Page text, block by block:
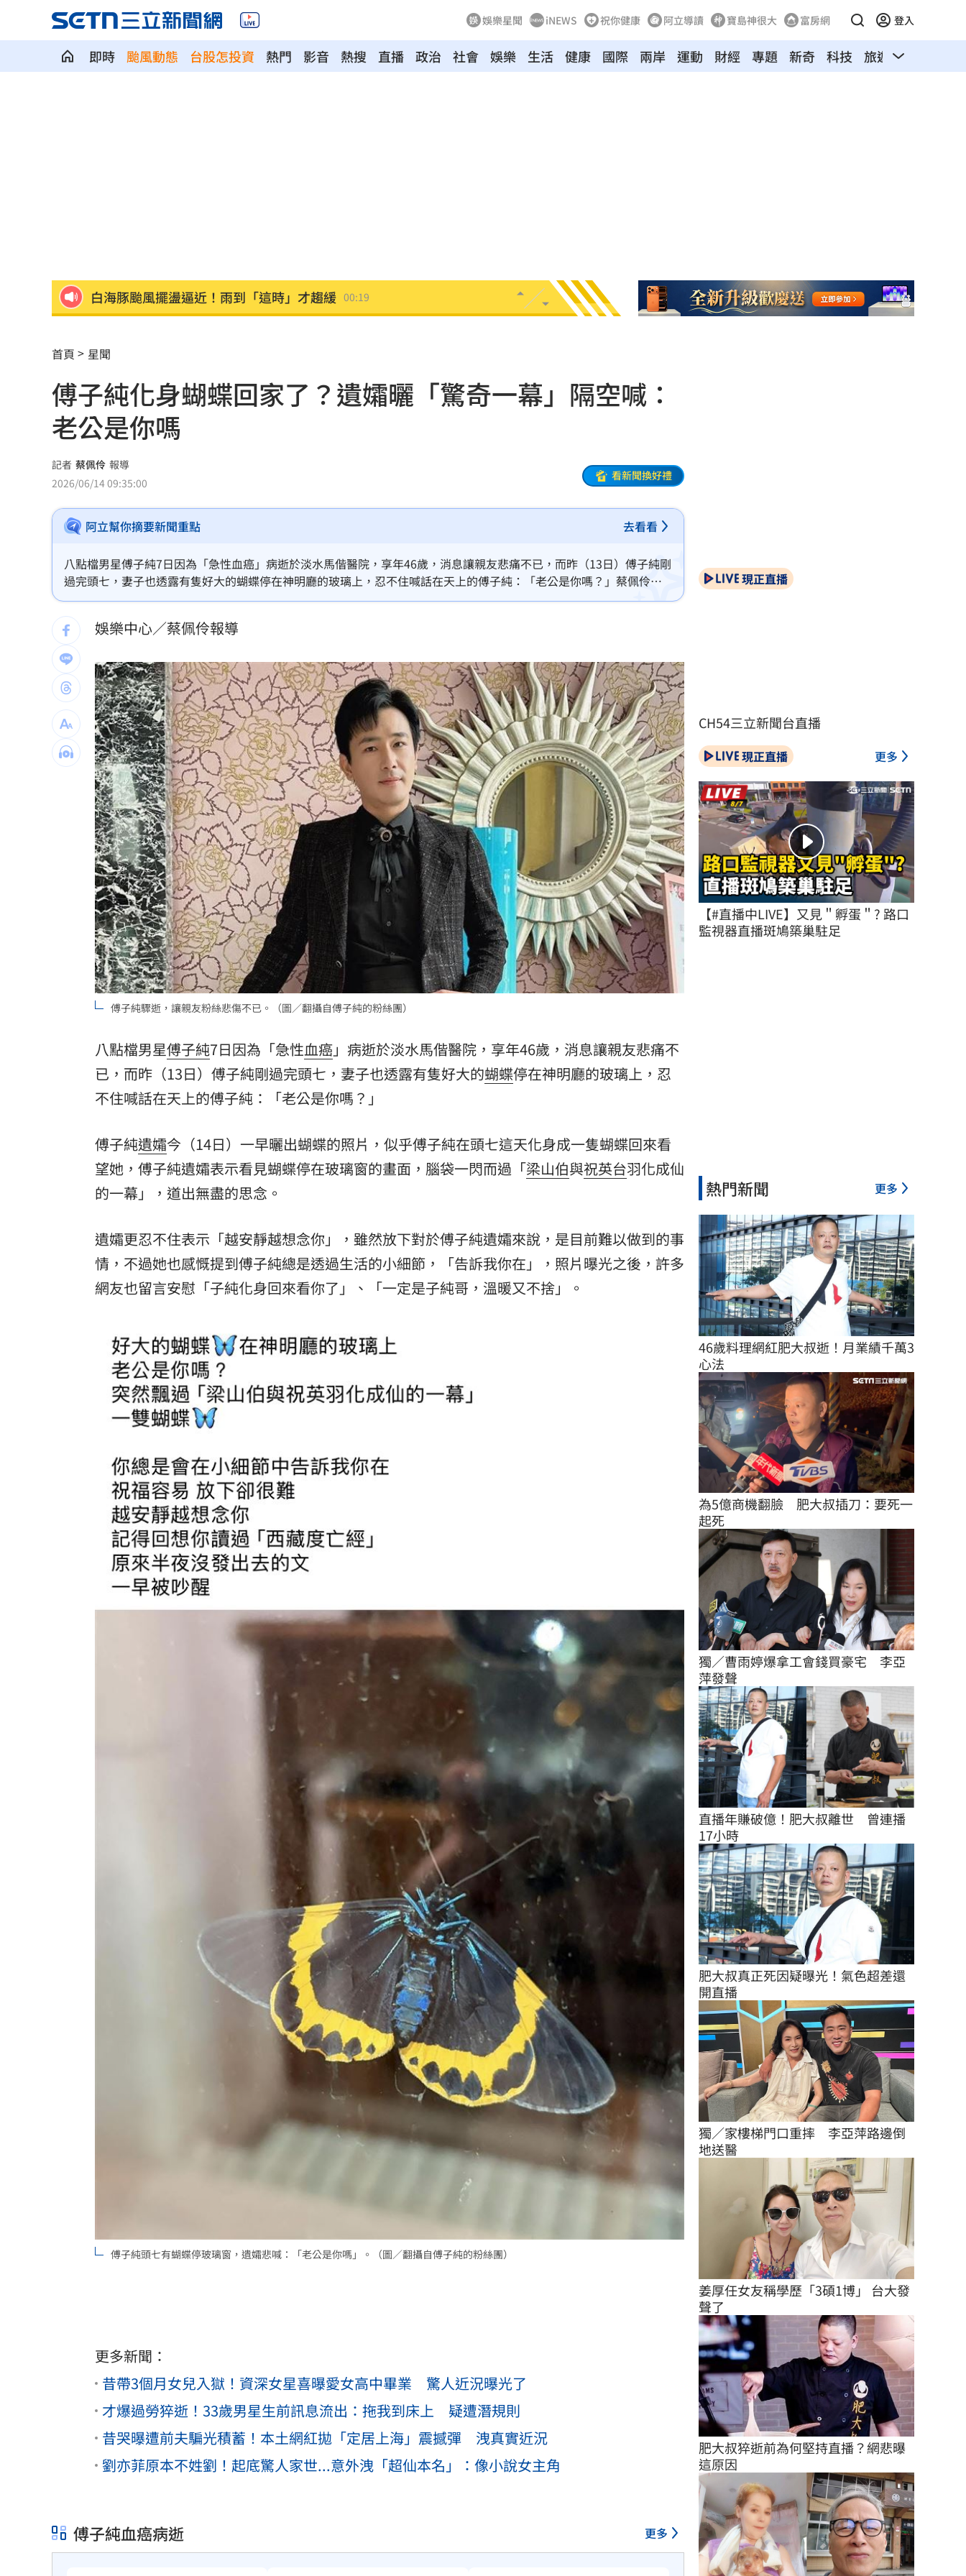
娛樂星聞 iNEWS 祝你健康 阿立導讀 寶島神很大 富房網 登入
即時 颱風動態 台股怎投資 熱門 影音 熱搜 直播 政治 社會 娛樂 生活 健康 國際 兩岸 運動 財經 專題 新奇 科技 旅遊 汽車
白海豚颱風擺盪逼近！雨到「這時」才趨緩 00:19
每股配12.8元的它 Ｑ2營收曝光
連續2場安打！ 林安可掃二壘打貢獻1打點 23:59
歐洲避暑天堂失守！地中海熱到像溫泉
3歲米格魯偷吃軟糖 被催吐後好有戲
獨／北勢棒球隊穿破鞋拚冠軍 台僑看哭了
南港Lalaport鷹架坍塌！3櫃位暫停營業
疊單計薪遭控違法 UberEats都說了 23:33
白海豚「一路搖擺」！週末各地風雨時程曝
兆基前董座聲押禁見 林佑任200萬交保 23:26
橘貓「阿咪」離家百天 主人祭20萬元懸賞 23:21
跨縣市「送肉粽」碰音樂節！遊客正面迎煞 23:21
挺蘇巧慧！回顧蔡英文新北寫下1驚人紀錄 23:18
台灣彩券開獎直播中 20:31
LIVE三立+24小時直播 15:27
三立iNEWS新聞台線上直播 18:00
商場戰國來臨 台中「頂奢大道」逐漸成形 12:00
台彩父親節推新刮刮樂千萬頭獎超「爸」氣 12:00
「拍片人的多重宇宙」職涯論壇9/12登場！ 10:30
8國球員齊聚高雄 Formosa 7s掀足球熱潮 10:00
首頁 星聞
傅子純化身蝴蝶回家了？遺孀曬「驚奇一幕」隔空喊：
老公是你嗎
記者 蔡佩伶 報導
2026/06/14 09:35:00
看新聞換好禮
阿立幫你摘要新聞重點 去看看
八點檔男星傅子純7日因為「急性血癌」病逝於淡水馬偕醫院，享年46歲，消息讓親友悲痛不已，而昨（13日）傅子純剛
過完頭七，妻子也透露有隻好大的蝴蝶停在神明廳的玻璃上，忍不住喊話在天上的傅子純：「老公是你嗎？」蔡佩伶報
導
娛樂中心／蔡佩伶報導
傅子純驟逝，讓親友粉絲悲傷不已。（圖／翻攝自傅子純的粉絲團）
八點檔男星傅子純7日因為「急性血癌」病逝於淡水馬偕醫院，享年46歲，消息讓親友悲痛不
已，而昨（13日）傅子純剛過完頭七，妻子也透露有隻好大的蝴蝶停在神明廳的玻璃上，忍
不住喊話在天上的傅子純：「老公是你嗎？」
傅子純遺孀今（14日）一早曬出蝴蝶的照片，似乎傅子純在頭七這天化身成一隻蝴蝶回來看
望她，傅子純遺孀表示看見蝴蝶停在玻璃窗的畫面，腦袋一閃而過「梁山伯與祝英台羽化成仙
的一幕」，道出無盡的思念。
遺孀更忍不住表示「越安靜越想念你」，雖然放下對於傅子純遺孀來說，是目前難以做到的事
情，不過她也感慨提到傅子純總是透過生活的小細節，「告訴我你在」，照片曝光之後，許多
網友也留言安慰「子純化身回來看你了」、「一定是子純哥，溫暖又不捨」。
傅子純頭七有蝴蝶停玻璃窗，遺孀悲喊：「老公是你嗎」。（圖／翻攝自傅子純的粉絲團）
更多新聞：
昔帶3個月女兒入獄！資深女星喜曝愛女高中畢業 驚人近況曝光了
才爆過勞猝逝！33歲男星生前訊息流出：拖我到床上 疑遭潛規則
昔哭曝遭前夫騙光積蓄！本土網紅拋「定居上海」震撼彈 洩真實近況
劉亦菲原本不姓劉！起底驚人家世...意外洩「超仙本名」：像小說女主角
傅子純血癌病逝 更多
現正直播
CH54三立新聞台直播
現正直播 更多
【#直播中LIVE】又見＂孵蛋＂? 路口
監視器直播斑鳩築巢駐足
熱門新聞 更多
46歲料理網紅肥大叔逝！月業績千萬3
心法
為5億商機翻臉　肥大叔插刀：要死一
起死
獨／曹雨婷爆拿工會錢買豪宅　李亞
萍發聲
直播年賺破億！肥大叔離世　曾連播
17小時
肥大叔真正死因疑曝光！氣色超差還
開直播
獨／家樓梯門口重摔　李亞萍路邊倒
地送醫
姜厚任女友稱學歷「3碩1博」 台大發
聲了
肥大叔猝逝前為何堅持直播？網悲曝
這原因